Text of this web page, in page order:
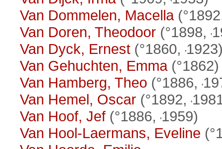
Van Dommelen, Macella
Van Doren, Theodoor (°1898,
Van Dyck, Ernest (°1860,
Van Gehuchten, Emma(°1862)
Van Hamberg, Theo (°1886,
Van Hemel, Oscar (°1892,
Van Hoof, Jef(°1886, 1959)
Van Hool-Laermans, Eveline